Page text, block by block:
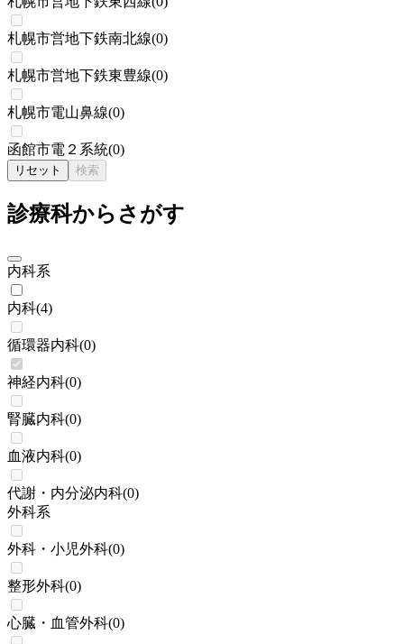
札幌市営地下鉄南北線(0)
札幌市営地下鉄東豊線(0)
札幌市電山鼻線(0)
函館市電２系統(0)
リセット 検索
診療科からさがす
内科系
内科(4)
循環器内科(0)
神経内科(0)
腎臓内科(0)
血液内科(0)
代謝・内分泌内科(0)
外科系
外科・小児外科(0)
整形外科(0)
心臓・血管外科(0)